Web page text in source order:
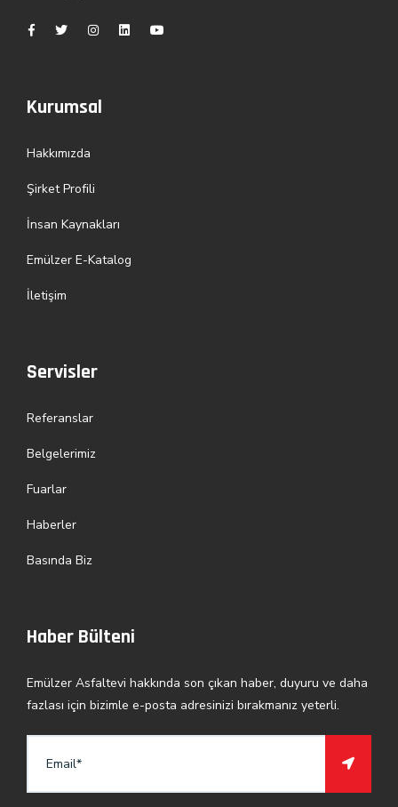
Kurumsal
Hakkımızda
Şirket Profili
İnsan Kaynakları
Emülzer E-Katalog
İletişim
Servisler
Referanslar
Belgelerimiz
Fuarlar
Haberler
Basında Biz
Haber Bülteni
Emülzer Asfaltevi hakkında son çıkan haber, duyuru ve daha
fazlası için bizimle e-posta adresinizi bırakmanız yeterli.